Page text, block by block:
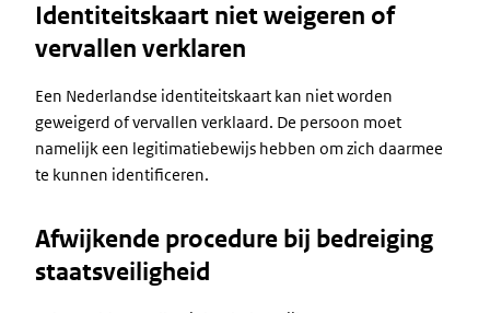
Identiteitskaart niet weigeren of
vervallen verklaren
Een Nederlandse identiteitskaart kan niet worden
geweigerd of vervallen verklaard. De persoon moet
namelijk een legitimatiebewijs hebben om zich daarmee
te kunnen identificeren.
Afwijkende procedure bij bedreiging
staatsveiligheid